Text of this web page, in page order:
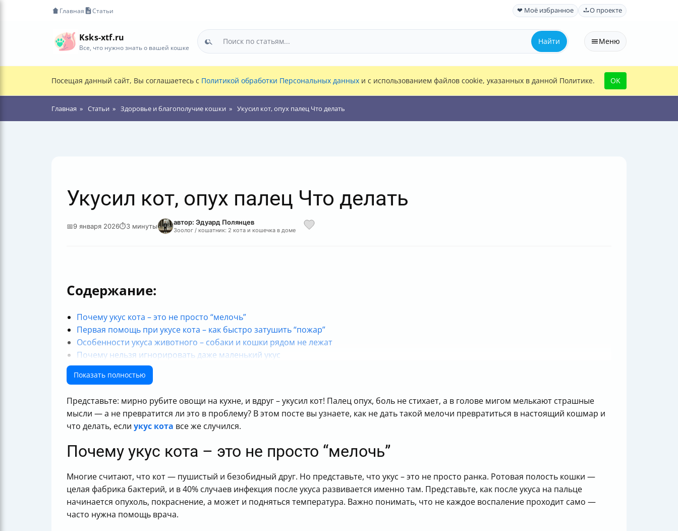
Главная Статьи ❤ Моё избранное О проекте
Ksks-xtf.ru
Все, что нужно знать о вашей кошке
Найти Меню
Посещая данный сайт, Вы соглашаетесь с Политикой обработки Персональных данных и с использованием файлов cookie, указанных в данной Политике. OK
Главная Статьи Здоровье и благополучие кошки Укусил кот, опух палец Что делать
Укусил кот, опух палец Что делать
📅9 января 2026⏱3 минуты автор: Эдуард Полянцев
Зоолог / кошатник: 2 кота и кошечка в доме
Содержание:
Почему укус кота – это не просто “мелочь”
Первая помощь при укусе кота – как быстро затушить “пожар”
Особенности укуса животного – собаки и кошки рядом не лежат
Почему нельзя игнорировать даже маленький укус
Полезные советы на каждый день
Показать полностью
Представьте: мирно рубите овощи на кухне, и вдруг – укусил кот! Палец опух, боль не стихает, а в голове мигом мелькают страшные
мысли — а не превратится ли это в проблему? В этом посте вы узнаете, как не дать такой мелочи превратиться в настоящий кошмар и
что делать, если укус кота все же случился.
Почему укус кота – это не просто “мелочь”
Многие считают, что кот — пушистый и безобидный друг. Но представьте, что укус – это не просто ранка. Ротовая полость кошки —
целая фабрика бактерий, и в 40% случаев инфекция после укуса развивается именно там. Представьте, как после укуса на пальце
начинается опухоль, покраснение, а может и подняться температура. Важно понимать, что не каждое воспаление проходит само —
часто нужна помощь врача.